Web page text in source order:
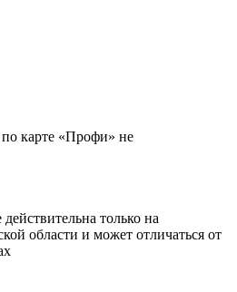
карте «Профи» не
только на
области и может отличаться от